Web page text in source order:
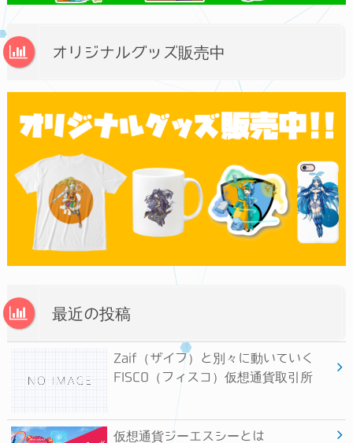
オリジナルグッズ販売中
最近の投稿
Zaif（ザイフ）と別々に動いていく
FISCO（フィスコ）仮想通貨取引所
仮想通貨ジーエスシーとは